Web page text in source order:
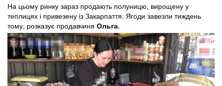
На цьому ринку зараз продають полуницю, вирощену у
теплицях і привезену із Закарпаття. Ягоди завезли тиждень
тому, розказує продавчиня Ольга.